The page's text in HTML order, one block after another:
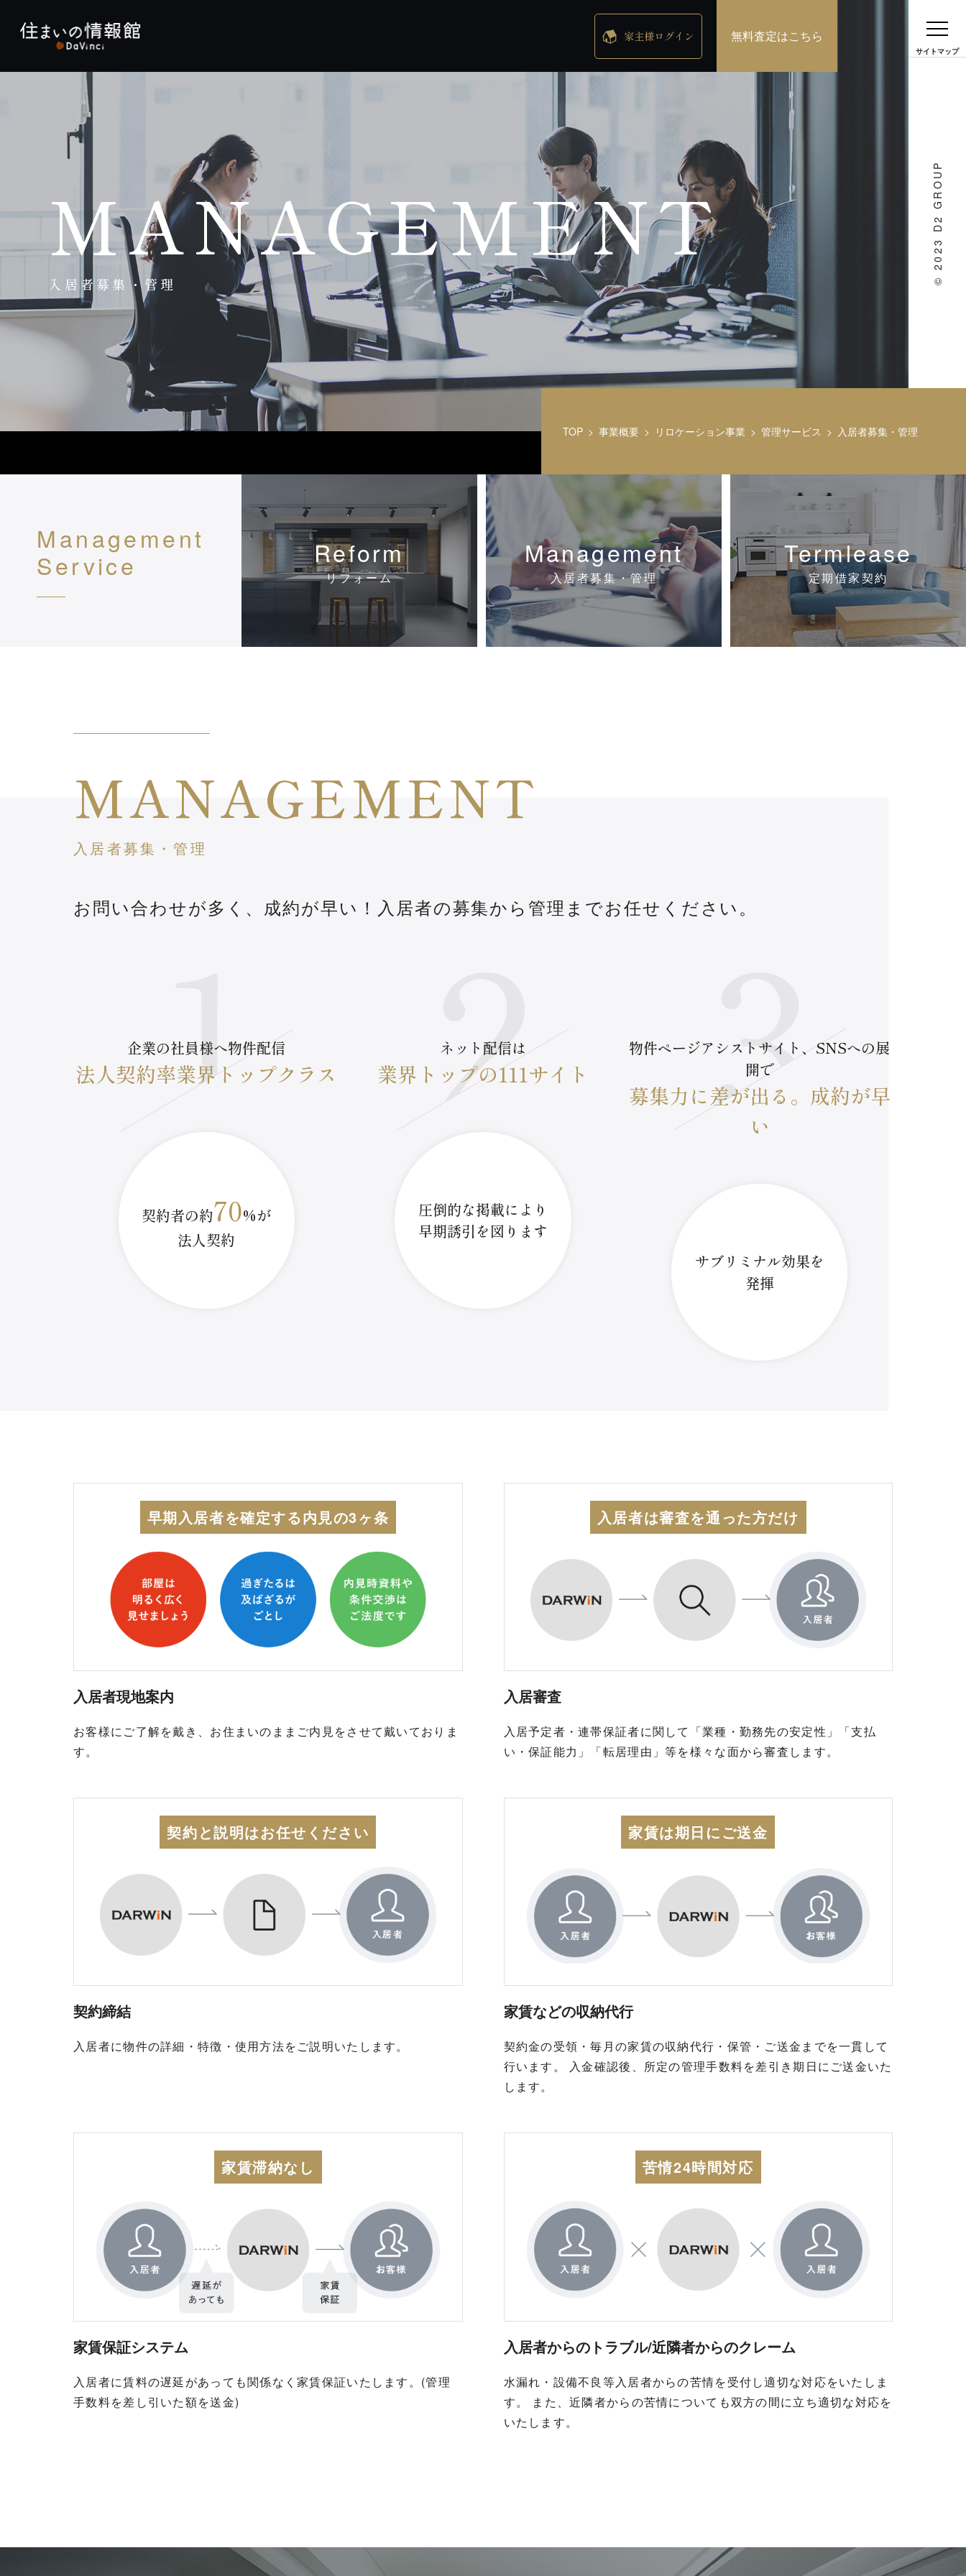
家主様ログイン 無料査定はこちら
© 2023 D2 GROUP
入居者募集・管理
MANAGEMENT
TOP 事業概要 リロケーション事業 管理サービス 入居者募集・管理
Management
Service
リフォーム
Reform
入居者募集・管理
Management
定期借家契約
Termlease
入居者募集・管理
MANAGEMENT
お問い合わせが多く、成約が早い！入居者の募集から管理までお任せください。
企業の社員様へ物件配信
法人契約率業界トップクラス
契約者の約70%が
法人契約
ネット配信は
業界トップの111サイト
圧倒的な掲載により
早期誘引を図ります
物件ページアシストサイト、SNSへの展
開で
募集力に差が出る。成約が早
い
サブリミナル効果を
発揮
早期入居者を確定する内見の3ヶ条
入居者現地案内
お客様にご了解を戴き、お住まいのままご内見をさせて戴いておりま
す。
入居者は審査を通った方だけ
入居審査
入居予定者・連帯保証者に関して「業種・勤務先の安定性」「支払
い・保証能力」「転居理由」等を様々な面から審査します。
契約と説明はお任せください
契約締結
入居者に物件の詳細・特徴・使用方法をご説明いたします。
家賃は期日にご送金
家賃などの収納代行
契約金の受領・毎月の家賃の収納代行・保管・ご送金までを一貫して
行います。 入金確認後、所定の管理手数料を差引き期日にご送金いた
します。
家賃滞納なし
家賃保証システム
入居者に賃料の遅延があっても関係なく家賃保証いたします。(管理
手数料を差し引いた額を送金)
苦情24時間対応
入居者からのトラブル/近隣者からのクレーム
水漏れ・設備不良等入居者からの苦情を受付し適切な対応をいたしま
す。 また、近隣者からの苦情についても双方の間に立ち適切な対応を
いたします。